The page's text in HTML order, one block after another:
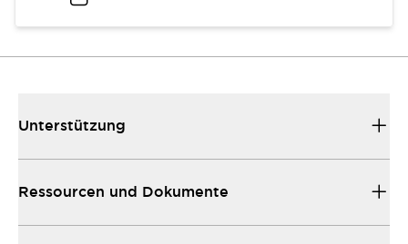
Unterstützung
Ressourcen und Dokumente